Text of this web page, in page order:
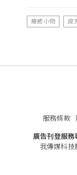
療癒小物 皮
服務條款
廣告刊登服務
我傳媒科技